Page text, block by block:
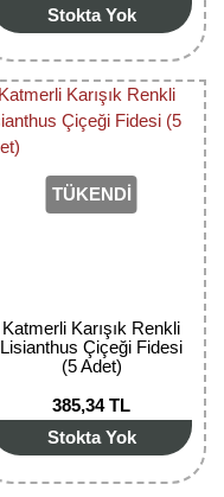
Stokta Yok
TÜKENDİ
Katmerli Karışık Renkli
Lisianthus Çiçeği Fidesi
(5 Adet)
385,34 TL
Stokta Yok